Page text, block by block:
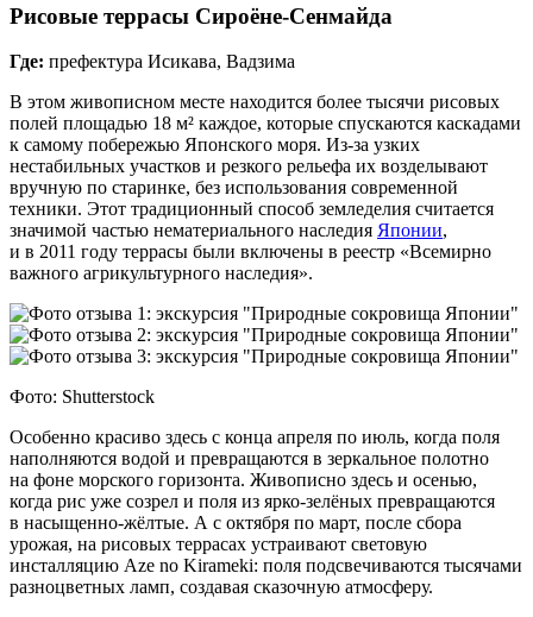
Рисовые террасы Сироёне‑Сенмайда
Где: префектура Исикава, Вадзима
В этом живописном месте находится более тысячи рисовых
полей площадью 18 м² каждое, которые спускаются каскадами
к самому побережью Японского моря. Из‑за узких
нестабильных участков и резкого рельефа их возделывают
вручную по старинке, без использования современной
техники. Этот традиционный способ земледелия считается
значимой частью нематериального наследия Японии,
и в 2011 году террасы были включены в реестр «Всемирно
важного агрикультурного наследия».
Фото: Shutterstock
Особенно красиво здесь с конца апреля по июль, когда поля
наполняются водой и превращаются в зеркальное полотно
на фоне морского горизонта. Живописно здесь и осенью,
когда рис уже созрел и поля из ярко‑зелёных превращаются
в насыщенно-жёлтые. А с октября по март, после сбора
урожая, на рисовых террасах устраивают световую
инсталляцию Aze no Kirameki: поля подсвечиваются тысячами
разноцветных ламп, создавая сказочную атмосферу.